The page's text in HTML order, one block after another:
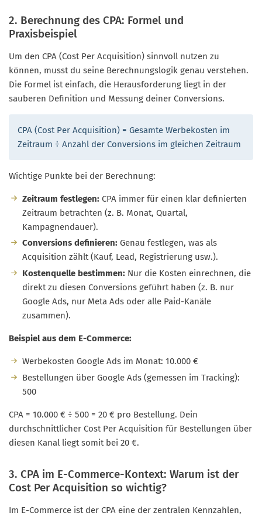
2. Berechnung des CPA: Formel und
Praxisbeispiel
Um den CPA (Cost Per Acquisition) sinnvoll nutzen zu
können, musst du seine Berechnungslogik genau verstehen.
Die Formel ist einfach, die Herausforderung liegt in der
sauberen Definition und Messung deiner Conversions.
CPA (Cost Per Acquisition) = Gesamte Werbekosten im
Zeitraum ÷ Anzahl der Conversions im gleichen Zeitraum
Wichtige Punkte bei der Berechnung:
Zeitraum festlegen: CPA immer für einen klar definierten
Zeitraum betrachten (z. B. Monat, Quartal,
Kampagnendauer).
Conversions definieren: Genau festlegen, was als
Acquisition zählt (Kauf, Lead, Registrierung usw.).
Kostenquelle bestimmen: Nur die Kosten einrechnen, die
direkt zu diesen Conversions geführt haben (z. B. nur
Google Ads, nur Meta Ads oder alle Paid-Kanäle
zusammen).
Beispiel aus dem E-Commerce:
Werbekosten Google Ads im Monat: 10.000 €
Bestellungen über Google Ads (gemessen im Tracking):
500
CPA = 10.000 € ÷ 500 = 20 € pro Bestellung. Dein
durchschnittlicher Cost Per Acquisition für Bestellungen über
diesen Kanal liegt somit bei 20 €.
3. CPA im E-Commerce-Kontext: Warum ist der
Cost Per Acquisition so wichtig?
Im E-Commerce ist der CPA eine der zentralen Kennzahlen,